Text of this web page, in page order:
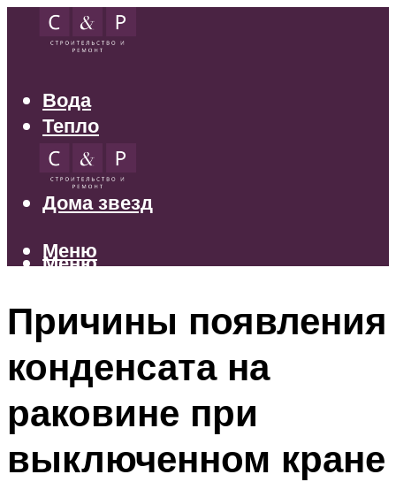
Вода
Тепло
Электрика
Свет
Дома звезд
Меню
Меню
Причины появления
конденсата на
раковине при
выключенном кране